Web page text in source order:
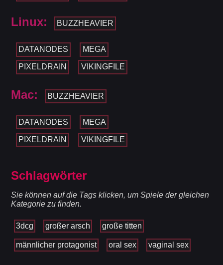
Linux: BUZZHEAVIER
DATANODES MEGA
PIXELDRAIN VIKINGFILE
Mac: BUZZHEAVIER
DATANODES MEGA
PIXELDRAIN VIKINGFILE
Schlagwörter
Sie können auf die Tags klicken, um Spiele der gleichen
Kategorie zu finden.
3dcg großer arsch große titten
männlicher protagonist oral sex vaginal sex